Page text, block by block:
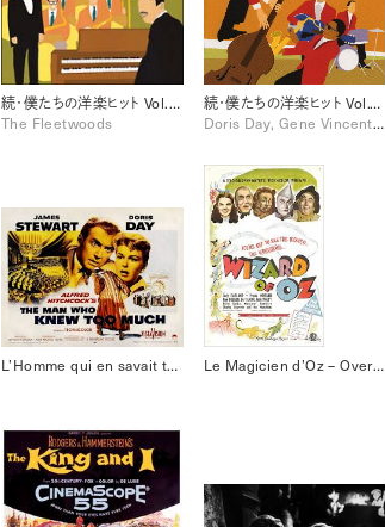
続・僕たちの洋楽ヒット Vol.2 (1959-1960)
The Fleetwoods
続・僕たちの洋楽ヒット Vol.1 (1955-1958)
Doris Day, Gene Vincent, Harry Belafonte, Johnnie Ray, Marty Robbins, Ricky Nelson, The Everly Brothers, The Platters
L’Homme qui en savait trop – Que Sera Sera Le Magicien d’Oz – Over the rainbow